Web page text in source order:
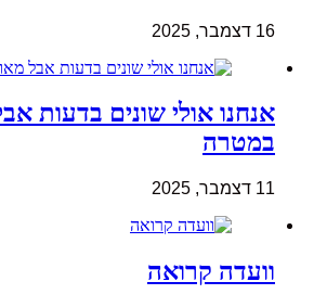
16 דצמבר, 2025
אנחנו אולי שונים בדעות
במטרה
11 דצמבר, 2025
וועדה קרואה